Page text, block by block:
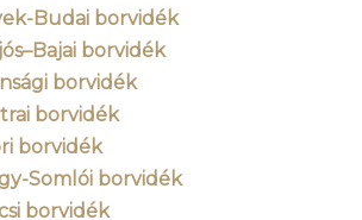
Budai borvidék
borvidék
borvidék
borvidék
borvidék
Somlói borvidék
borvidék